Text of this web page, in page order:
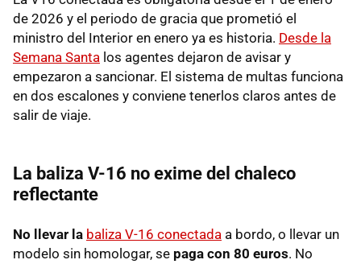
de 2026 y el periodo de gracia que prometió el
ministro del Interior en enero ya es historia. Desde la
Semana Santa los agentes dejaron de avisar y
empezaron a sancionar. El sistema de multas funciona
en dos escalones y conviene tenerlos claros antes de
salir de viaje.
La baliza V-16 no exime del chaleco
reflectante
No llevar la baliza V-16 conectada a bordo, o llevar un
modelo sin homologar, se paga con 80 euros. No